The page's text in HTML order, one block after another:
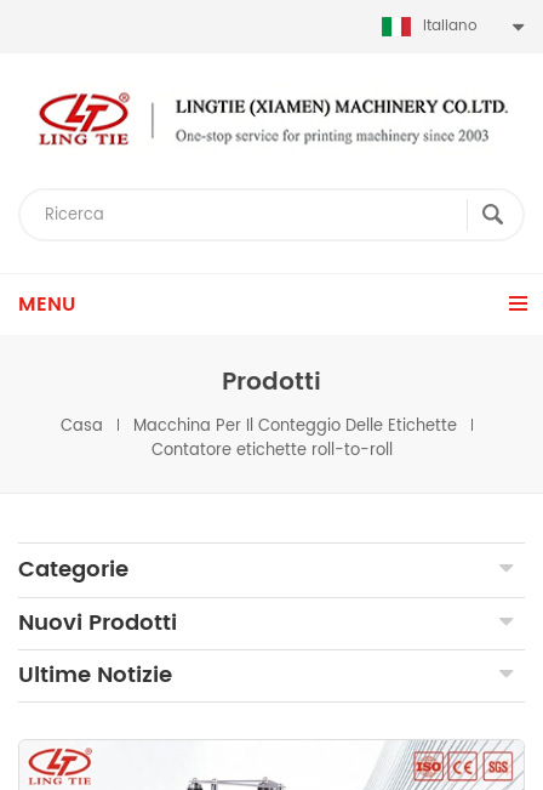
Italiano
MENU
Prodotti
Casa
Macchina Per Il Conteggio Delle Etichette
Contatore etichette roll-to-roll
Categorie
Nuovi Prodotti
Ultime Notizie